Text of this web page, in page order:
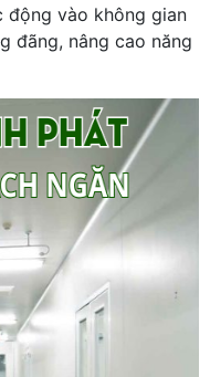
động vào không gian
đãng, nâng cao năng